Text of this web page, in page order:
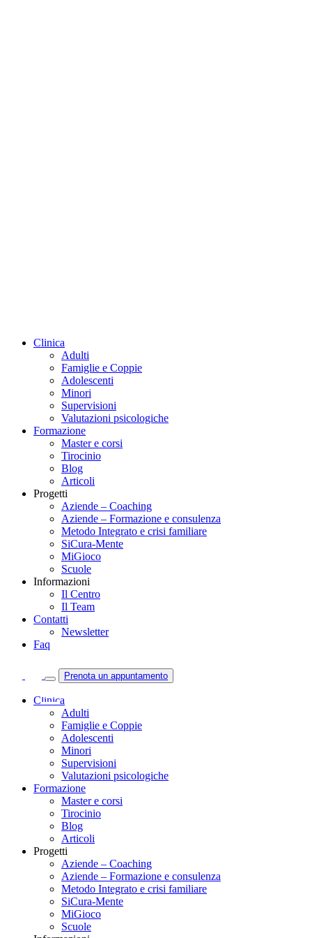
Clinica
Adulti
Famiglie e Coppie
Adolescenti
Minori
Supervisioni
Valutazioni psicologiche
Formazione
Master e corsi
Tirocinio
Blog
Articoli
Progetti
Aziende – Coaching
Aziende – Formazione e consulenza
Metodo Integrato e crisi familiare
SiCura-Mente
MiGioco
Scuole
Informazioni
Il Centro
Il Team
Contatti
Newsletter
Faq
Prenota un appuntamento
Clinica
Adulti
Famiglie e Coppie
Adolescenti
Minori
Supervisioni
Valutazioni psicologiche
Formazione
Master e corsi
Tirocinio
Blog
Articoli
Progetti
Aziende – Coaching
Aziende – Formazione e consulenza
Metodo Integrato e crisi familiare
SiCura-Mente
MiGioco
Scuole